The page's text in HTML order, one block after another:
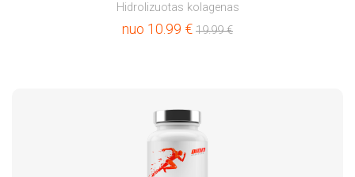
Hidrolizuotas kolagenas
nuo 10.99 € 19.99€